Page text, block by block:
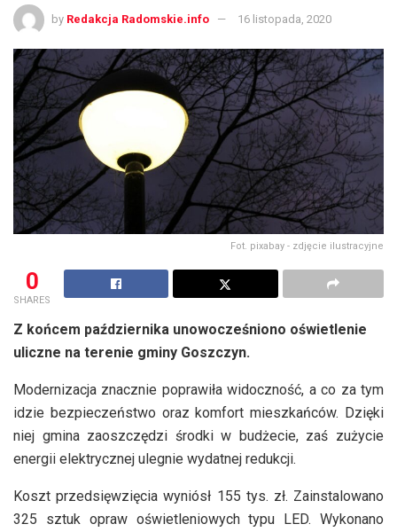
by Redakcja Radomskie.info 16 listopada, 2020
Fot. pixabay - zdjęcie ilustracyjne
0
SHARES
Z końcem października unowocześniono oświetlenie
uliczne na terenie gminy Goszczyn.
Modernizacja znacznie poprawiła widoczność, a co za tym
idzie bezpieczeństwo oraz komfort mieszkańców. Dzięki
niej gmina zaoszczędzi środki w budżecie, zaś zużycie
energii elektrycznej ulegnie wydatnej redukcji.
Koszt przedsięwzięcia wyniósł 155 tys. zł. Zainstalowano
325 sztuk opraw oświetleniowych typu LED. Wykonano